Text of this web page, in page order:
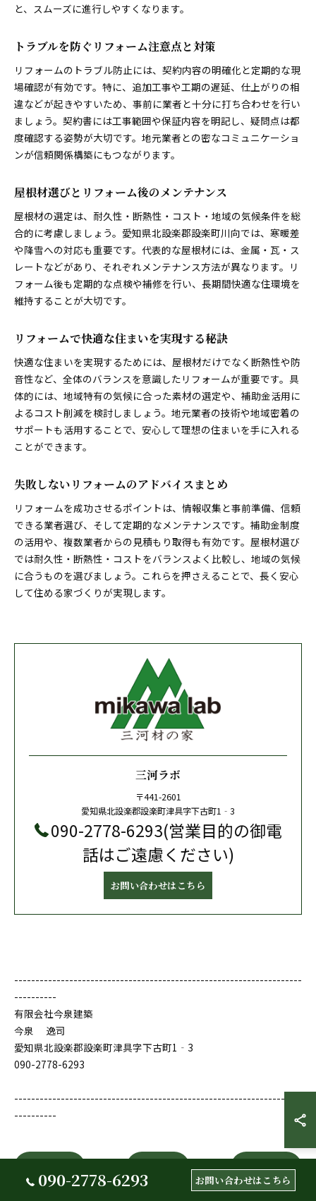
と、スムーズに進行しやすくなります。
トラブルを防ぐリフォーム注意点と対策
リフォームのトラブル防止には、契約内容の明確化と定期的な現
場確認が有効です。特に、追加工事や工期の遅延、仕上がりの相
違などが起きやすいため、事前に業者と十分に打ち合わせを行い
ましょう。契約書には工事範囲や保証内容を明記し、疑問点は都
度確認する姿勢が大切です。地元業者との密なコミュニケーショ
ンが信頼関係構築にもつながります。
屋根材選びとリフォーム後のメンテナンス
屋根材の選定は、耐久性・断熱性・コスト・地域の気候条件を総
合的に考慮しましょう。愛知県北設楽郡設楽町川向では、寒暖差
や降雪への対応も重要です。代表的な屋根材には、金属・瓦・ス
レートなどがあり、それぞれメンテナンス方法が異なります。リ
フォーム後も定期的な点検や補修を行い、長期間快適な住環境を
維持することが大切です。
リフォームで快適な住まいを実現する秘訣
快適な住まいを実現するためには、屋根材だけでなく断熱性や防
音性など、全体のバランスを意識したリフォームが重要です。具
体的には、地域特有の気候に合った素材の選定や、補助金活用に
よるコスト削減を検討しましょう。地元業者の技術や地域密着の
サポートも活用することで、安心して理想の住まいを手に入れる
ことができます。
失敗しないリフォームのアドバイスまとめ
リフォームを成功させるポイントは、情報収集と事前準備、信頼
できる業者選び、そして定期的なメンテナンスです。補助金制度
の活用や、複数業者からの見積もり取得も有効です。屋根材選び
では耐久性・断熱性・コストをバランスよく比較し、地域の気候
に合うものを選びましょう。これらを押さえることで、長く安心
して住める家づくりが実現します。
三河ラボ
〒441-2601
愛知県北設楽郡設楽町津具字下古町1‐3
090-2778-6293(営業目的の御電
話はご遠慮ください)
お問い合わせはこちら
--------------------------------------------------------------------
----------
有限会社今泉建築
今泉 逸司
愛知県北設楽郡設楽町津具字下古町1‐3
090-2778-6293
--------------------------------------------------------------------
----------
次のページ >
090-2778-6293 お問い合わせはこちら